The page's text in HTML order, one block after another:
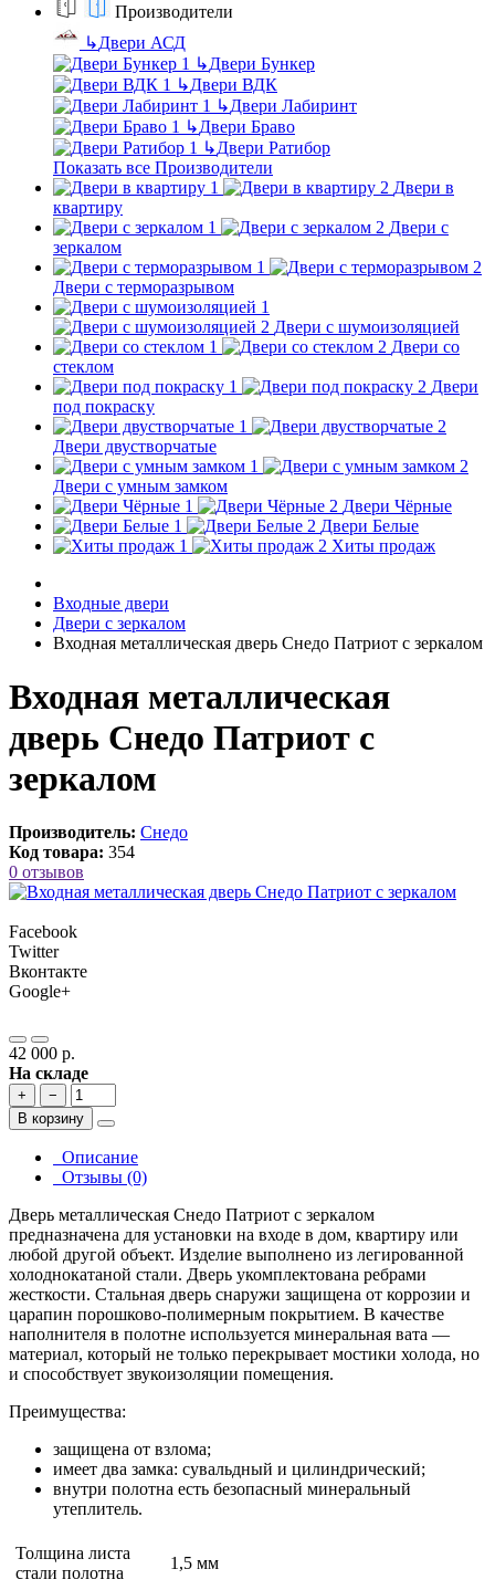
Производители
↳Двери АСД
↳Двери Бункер
↳Двери ВДК
↳Двери Лабиринт
↳Двери Браво
↳Двери Ратибор
Показать все Производители
Двери в
квартиру
Двери с
зеркалом
Двери с терморазрывом
Двери с шумоизоляцией
Двери со
стеклом
Двери
под покраску
Двери двустворчатые
Двери с умным замком
Двери Чёрные
Двери Белые
Хиты продаж
Входные двери
Двери с зеркалом
Входная металлическая дверь Снедо Патриот с зеркалом
Входная металлическая
дверь Снедо Патриот с
зеркалом
Производитель: Снедо
Код товара: 354
0 отзывов
Facebook
Twitter
Вконтакте
Google+
42 000 р.
На складе
+
−
В корзину
Описание
Отзывы (0)
Дверь металлическая Снедо Патриот с зеркалом
предназначена для установки на входе в дом, квартиру или
любой другой объект. Изделие выполнено из легированной
холоднокатаной стали. Дверь укомплектована ребрами
жесткости. Стальная дверь снаружи защищена от коррозии и
царапин порошково-полимерным покрытием. В качестве
наполнителя в полотне используется минеральная вата —
материал, который не только перекрывает мостики холода, но
и способствует звукоизоляции помещения.
Преимущества:
защищена от взлома;
имеет два замка: сувальдный и цилиндрический;
внутри полотна есть безопасный минеральный
утеплитель.
Толщина листа
стали полотна
1,5 мм